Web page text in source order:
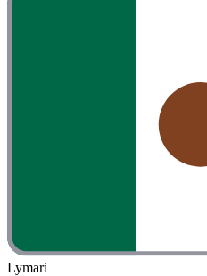
Lymari